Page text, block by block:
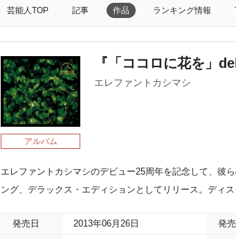
芸能人TOP 記事 作品 ランキング情報
アルバム
『「ココロに花を」
エレファントカシマシ
エレファントカシマシのデビュー25周年を記念して、彼
ング、デラックス・エディションとしてリリース。ディ
発売日 2013年06月26日 発